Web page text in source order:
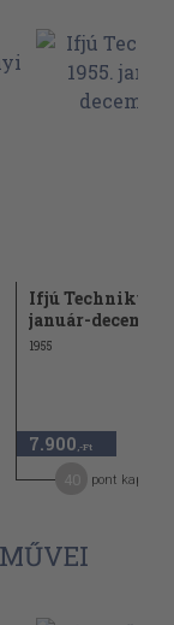
Ifjú Technikus
január-december
1955
7.900 ,-Ft
pont kapható